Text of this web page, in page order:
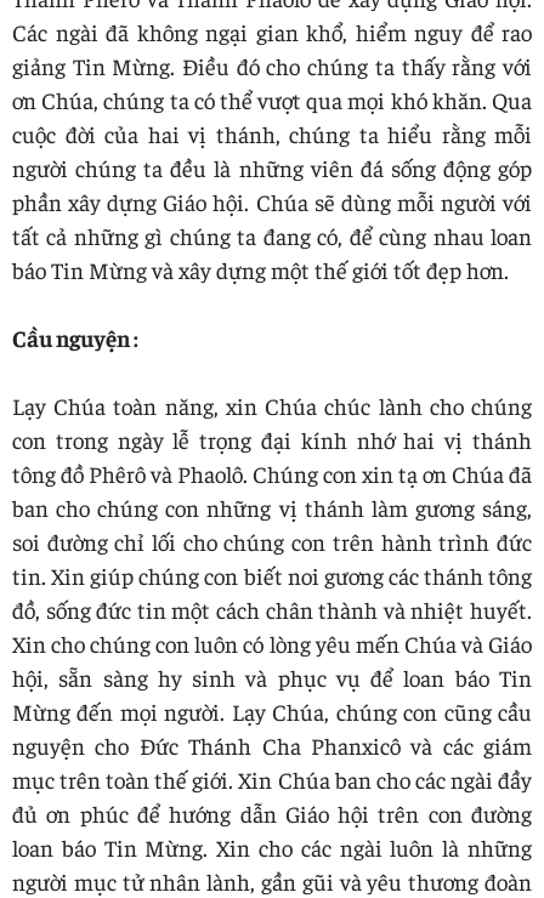
Các ngài đã không ngại gian khổ, hiểm nguy để rao
giảng Tin Mừng. Điều đó cho chúng ta thấy rằng với
ơn Chúa, chúng ta có thể vượt qua mọi khó khăn. Qua
cuộc đời của hai vị thánh, chúng ta hiểu rằng mỗi
người chúng ta đều là những viên đá sống động góp
phần xây dựng Giáo hội. Chúa sẽ dùng mỗi người với
tất cả những gì chúng ta đang có, để cùng nhau loan
báo Tin Mừng và xây dựng một thế giới tốt đẹp hơn.
Cầu nguyện :
Lạy Chúa toàn năng, xin Chúa chúc lành cho chúng
con trong ngày lễ trọng đại kính nhớ hai vị thánh
tông đồ Phêrô và Phaolô. Chúng con xin tạ ơn Chúa đã
ban cho chúng con những vị thánh làm gương sáng,
soi đường chỉ lối cho chúng con trên hành trình đức
tin. Xin giúp chúng con biết noi gương các thánh tông
đồ, sống đức tin một cách chân thành và nhiệt huyết.
Xin cho chúng con luôn có lòng yêu mến Chúa và Giáo
hội, sẵn sàng hy sinh và phục vụ để loan báo Tin
Mừng đến mọi người. Lạy Chúa, chúng con cũng cầu
nguyện cho Đức Thánh Cha Phanxicô và các giám
mục trên toàn thế giới. Xin Chúa ban cho các ngài đầy
đủ ơn phúc để hướng dẫn Giáo hội trên con đường
loan báo Tin Mừng. Xin cho các ngài luôn là những
người mục tử nhân lành, gần gũi và yêu thương đoàn